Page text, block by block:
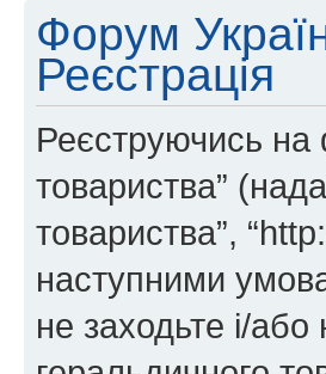
Форум
Реєстрація
Реєструючись на
товариства”
товариства”,
наступними
не заходьте і/